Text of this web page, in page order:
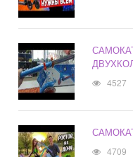
4527
4709